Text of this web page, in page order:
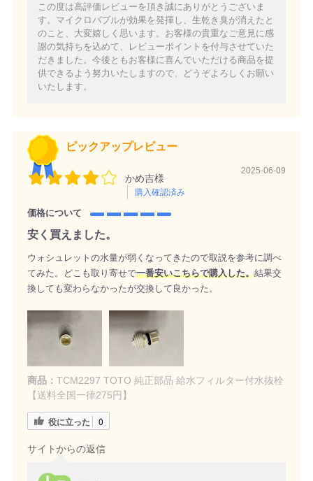
この度は高評価レビューを頂き誠にありがとうございま
す。マイクロバブルが効果を発揮し、生乾き臭が消えたと
のこと、大変嬉しく思います。お客様の貴重なご意見に感
謝の気持ちを込めて、レビューポイントを付与させていた
だきました。今後ともお客様に喜んでいただける商品を提
供できるよう努力いたしますので、どうぞよろしくお願い
いたします。
ピックアップレビュー
かめ吉様
購入確認済み
2025-06-09
価格について
安く買えました。
ウォシュレットの水量が弱くなってきたので取説を参考に調べ
てみた。どこも取り寄せで一番安いこちらで購入した。結果交
換しても変わらなかったが交換して良かった。
商品： TCM2297 TOTO 純正部品 給水フィルター付水抜栓
【送料全国一律275円】
役に立った 0
サイトからの返信